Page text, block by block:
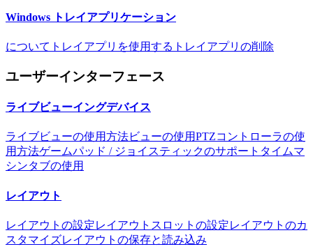
Windows トレイアプリケーション
について トレイアプリを使用する トレイアプリの削除
ユーザーインターフェース
ライブビューイングデバイス
ライブビューの使用方法ビューの使用PTZコントローラの使
用方法ゲームパッド / ジョイスティックのサポート タイムマ
シンタブの使用
レイアウト
レイアウトの設定レイアウトスロットの設定レイアウトのカ
スタマイズレイアウトの保存と読み込み